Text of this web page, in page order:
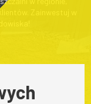
Zainwestuj w